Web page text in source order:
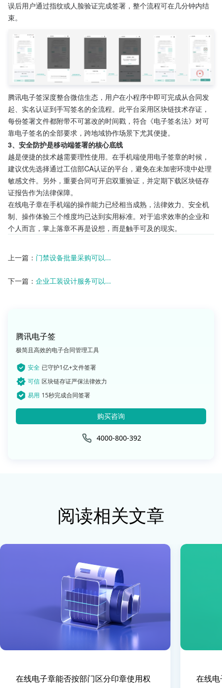
误后用户通过指纹或人脸验证完成签署，整个流程可在几分钟内结
束。
腾讯电子签深度整合微信生态，用户在小程序中即可完成从合同发
起、实名认证到手写签名的全流程。此平台采用区块链技术存证，
每份签署文件都附带不可篡改的时间戳，符合《电子签名法》对可
靠电子签名的全部要求，跨地域协作场景下尤其便捷。
3、安全防护是移动端签署的核心底线
越是便捷的技术越需要理性使用。在手机端使用电子签章的时候，
建议优先选择通过工信部CA认证的平台，避免在未加密环境中处理
敏感文件。另外，重要合同可开启双重验证，并定期下载区块链存
证报告作为法律保障。
在线电子章在手机端的操作能力已经相当成熟，法律效力、安全机
制、操作体验三个维度均已达到实用标准。对于追求效率的企业和
个人而言，掌上落章不再是设想，而是触手可及的现实。
上一篇： 门禁设备批量采购可以...
下一篇： 企业工装设计服务可以...
腾讯电子签
极简且高效的电子合同管理工具
安全 已守护1亿+文件签署
可信 区块链存证严保法律效力
易用 15秒完成合同签署
购买咨询
4000-800-392
阅读相关文章
在线电子章能否按部门区分印章使用权
在线